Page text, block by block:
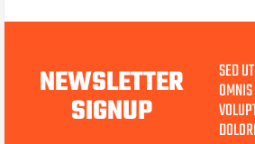
NEWSLETTER
SIGNUP
SED